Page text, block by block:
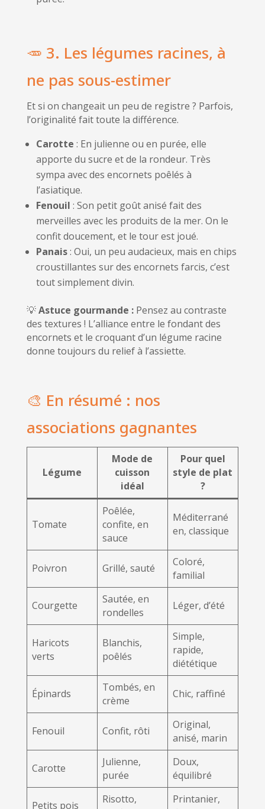
🥕 3. Les légumes racines, à
ne pas sous-estimer
Et si on changeait un peu de registre ? Parfois,
l’originalité fait toute la différence.
Carotte : En julienne ou en purée, elle
apporte du sucre et de la rondeur. Très
sympa avec des encornets poêlés à
l’asiatique.
Fenouil : Son petit goût anisé fait des
merveilles avec les produits de la mer. On le
confit doucement, et le tour est joué.
Panais: Oui, un peu audacieux, mais en chips
croustillantes sur des encornets farcis, c’est
tout simplement divin.
💡Astuce gourmande :Pensez au contraste
des textures ! L’alliance entre le fondant des
encornets et le croquant d’un légume racine
donne toujours du relief à l’assiette.
🎨 En résumé : nos
associations gagnantes
Légume
Mode de
cuisson
idéal
Pour quel
style de plat
?
Tomate
Poêlée,
confite, en
sauce
Méditerrané
en, classique
Poivron Grillé, sauté
Coloré,
familial
Courgette
Sautée, en
rondelles
Léger, d’été
Haricots
verts
Blanchis,
poêlés
Simple,
rapide,
diététique
Épinards
Tombés, en
crème
Chic, raffiné
Fenouil Confit, rôti
Original,
anisé, marin
Carotte
Julienne,
purée
Doux,
équilibré
Petits pois
Risotto,
Printanier,